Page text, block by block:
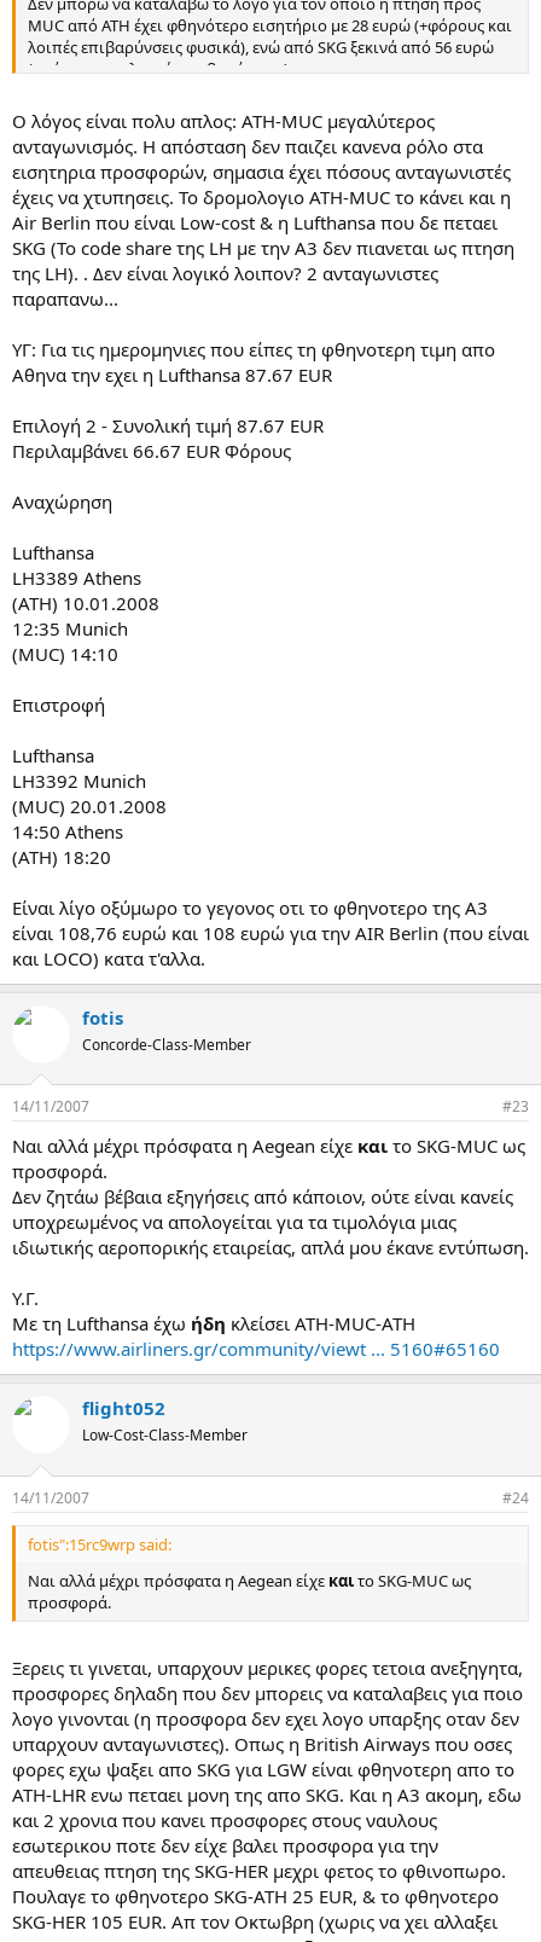
MUC από ΑΤΗ έχει φθηνότερο εισητήριο με 28 ευρώ (+φόρους και
λοιπές επιβαρύνσεις φυσικά), ενώ από SKG ξεκινά από 56 ευρώ
(+φόρους και λοιπές επιβαρύνσεις).
Γιατί άραγε συμβαίνει αυτό αφού και οι δύο πτήσεις είναι
(σχεδόν) πάντα γεμάτες, ενώ από SKG η απόσταση είναι
μικρότερη (άρα και τα καύσιμα λιγότερα)?
(Τα παραπάνω παραδείγματα αφορούν αναχωρήσεις στις
10/01/08 και επιστροφή στις 20/01/08 και είναι ότι φθηνότερο
"παίζει" στην Aegean)
Ο λόγος είναι πολυ απλος: ΑΤΗ-MUC μεγαλύτερος
ανταγωνισμός. Η απόσταση δεν παιζει κανενα ρόλο στα
εισητηρια προσφορών, σημασια έχει πόσους ανταγωνιστές
έχεις να χτυπησεις. Το δρομολογιο ATH-MUC το κάνει και η
Air Berlin που είναι Low-cost & η Lufthansa που δε πεταει
SKG (To code share της LH με την A3 δεν πιανεται ως πτηση
της LH). . Δεν είναι λογικό λοιπον? 2 ανταγωνιστες
παραπανω...
YΓ: Για τις ημερομηνιες που είπες τη φθηνοτερη τιμη απο
Αθηνα την εχει η Lufthansa 87.67 EUR
Επιλογή 2 - Συνολική τιμή 87.67 EUR
Περιλαμβάνει 66.67 EUR Φόρους
Αναχώρηση
Lufthansa
LH3389 Athens
(ATH) 10.01.2008
12:35 Munich
(MUC) 14:10
Επιστροφή
Lufthansa
LH3392 Munich
(MUC) 20.01.2008
14:50 Athens
(ATH) 18:20
Είναι λίγο οξύμωρο το γεγονος οτι το φθηνοτερο της Α3
είναι 108,76 ευρώ και 108 ευρώ για την AIR Berlin (που είναι
και LOCO) κατα τ'αλλα.
fotis
Concorde-Class-Member
14/11/2007 #23
Ναι αλλά μέχρι πρόσφατα η Aegean είχε και το SKG-MUC ως
προσφορά.
Δεν ζητάω βέβαια εξηγήσεις από κάποιον, ούτε είναι κανείς
υποχρεωμένος να απολογείται για τα τιμολόγια μιας
ιδιωτικής αεροπορικής εταιρείας, απλά μου έκανε εντύπωση.
Υ.Γ.
Με τη Lufthansa έχω ήδη κλείσει ATH-MUC-ΑΤΗ
https://www.airliners.gr/community/viewt ... 5160#65160
flight052
Low-Cost-Class-Member
14/11/2007 #24
fotis":15rc9wrp said:
Ναι αλλά μέχρι πρόσφατα η Aegean είχε καιτο SKG-MUC ως
προσφορά.
Ξερεις τι γινεται, υπαρχουν μερικες φορες τετοια ανεξηγητα,
προσφορες δηλαδη που δεν μπορεις να καταλαβεις για ποιο
λογο γινονται (η προσφορα δεν εχει λογο υπαρξης οταν δεν
υπαρχουν ανταγωνιστες). Οπως η British Airways που οσες
φορες εχω ψαξει απο SKG για LGW είναι φθηνοτερη απο το
ATH-LHR ενω πεταει μονη της απο SKG. Και η A3 ακομη, εδω
και 2 χρονια που κανει προσφορες στους ναυλους
εσωτερικου ποτε δεν είχε βαλει προσφορα για την
απευθειας πτηση της SKG-HER μεχρι φετος το φθινοπωρο.
Πουλαγε το φθηνοτερο SKG-ATH 25 EUR, & το φθηνοτερο
SKG-HER 105 EUR. Απ τον Οκτωβρη (χωρις να χει αλλαξει